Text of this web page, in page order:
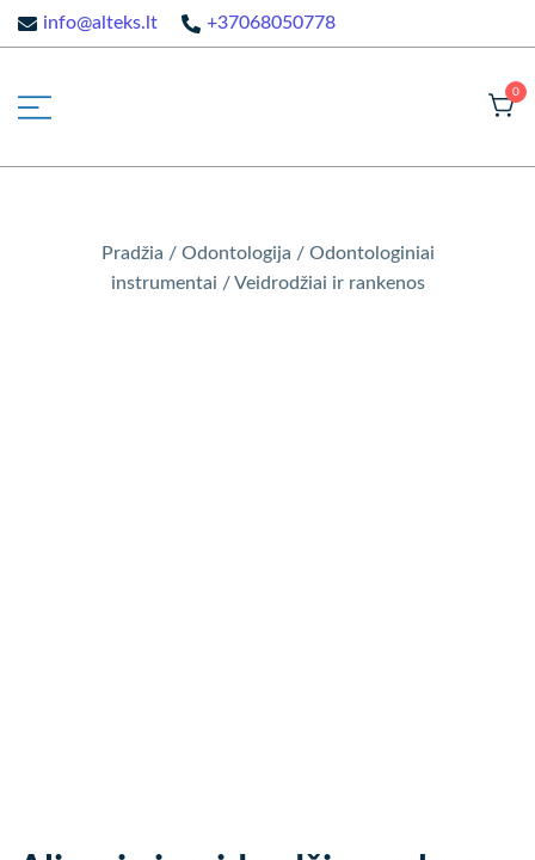
Pereiti
prie
info@alteks.lt +37068050778
0
Pradžia / Odontologija / Odontologiniai
instrumentai /Veidrodžiai ir rankenos